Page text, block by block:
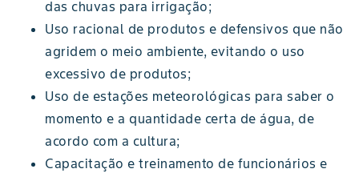
das chuvas para irrigação;
Uso racional de produtos e defensivos que não
agridem o meio ambiente, evitando o uso
excessivo de produtos;
Uso de estações meteorológicas para saber o
momento e a quantidade certa de água, de
acordo com a cultura;
Capacitação e treinamento de funcionários e